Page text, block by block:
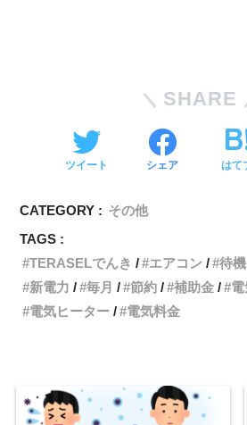
SHARE
ツイート シェア はて
CATEGORY : その他
TAGS :
TERASELでんき
エアコン 待
新電力
毎月 節約 補助金
電気ヒーター
電気料金